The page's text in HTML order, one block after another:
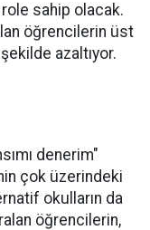
sahip olacak.
öğrencilerin üst
azaltıyor.
denerim"
çok üzerindeki
okulların da
öğrencilerin,